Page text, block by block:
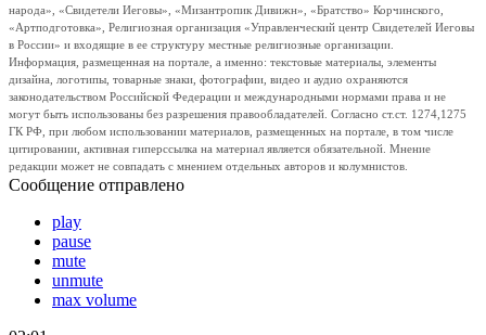
народа», «Свидетели Иеговы», «Мизантропик Дивижн», «Братство» Корчинского,
«Артподготовка», Религиозная организация «Управленческий центр Свидетелей Иеговы
в России» и входящие в ее структуру местные религиозные организации.
Информация, размещенная на портале, а именно: текстовые материалы, элементы
дизайна, логотипы, товарные знаки, фотографии, видео и аудио охраняются
законодательством Российской Федерации и международными нормами права и не
могут быть использованы без разрешения правообладателей. Согласно ст.ст. 1274,1275
ГК РФ, при любом использовании материалов, размещенных на портале, в том числе
цитировании, активная гиперссылка на материал является обязательной. Мнение
редакции может не совпадать с мнением отдельных авторов и колумнистов.
Сообщение отправлено
play
pause
mute
unmute
max volume